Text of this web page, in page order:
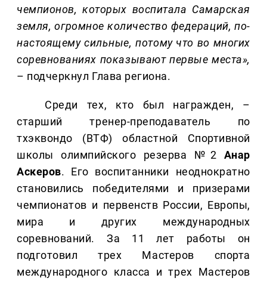
чемпионов, которых воспитала Самарская
земля, огромное количество федераций, по-
настоящему сильные, потому что во многих
соревнованиях показывают первые места»,
– подчеркнул Глава региона.
Среди тех, кто был награжден, –
старший тренер-преподаватель по
тхэквондо (ВТФ) областной Спортивной
школы олимпийского резерва №2 Анар
Аскеров. Его воспитанники неоднократно
становились победителями и призерами
чемпионатов и первенств России, Европы,
мира и других международных
соревнований. За 11 лет работы он
подготовил трех Мастеров спорта
международного класса и трех Мастеров